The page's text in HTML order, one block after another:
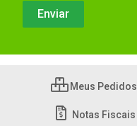
Meus Pedidos
Notas Fiscais